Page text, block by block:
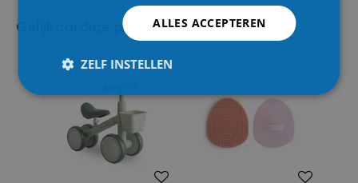
Gelijkaardige productenALLES ACCEPTEREN
ZELF INSTELLEN